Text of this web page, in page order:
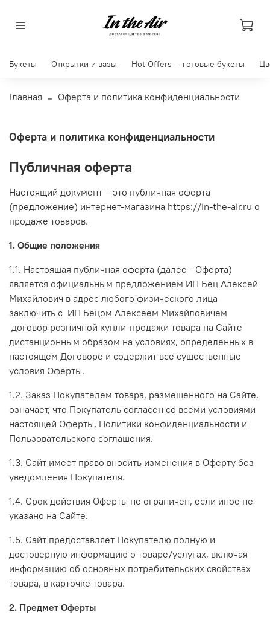
Букеты Открытки и вазы Hot Offers — готовые букеты
Главная Оферта и политика конфиденциальности
Оферта и политика конфиденциальности
Публичная оферта
Настоящий документ – это публичная оферта
(предложение) интернет-магазина https://in-the-air.ru о
продаже товаров.
1. Общие положения
1.1. Настоящая публичная оферта (далее - Оферта)
является официальным предложением ИП Бец Алексей
Михайлович в адрес любого физического лица
заключить с ИП Бецом Алексеем Михайловичем
договор розничной купли-продажи товара на Сайте
дистанционным образом на условиях, определенных в
настоящем Договоре и содержит все существенные
условия Оферты.
1.2. Заказ Покупателем товара, размещенного на Сайте,
означает, что Покупатель согласен со всеми условиями
настоящей Оферты, Политики конфиденциальности и
Пользовательского соглашения.
1.3. Сайт имеет право вносить изменения в Оферту без
уведомления Покупателя.
1.4. Срок действия Оферты не ограничен, если иное не
указано на Сайте.
1.5. Сайт предоставляет Покупателю полную и
достоверную информацию о товаре/услугах, включая
информацию об основных потребительских свойствах
товара, в карточке товара.
2. Предмет Оферты